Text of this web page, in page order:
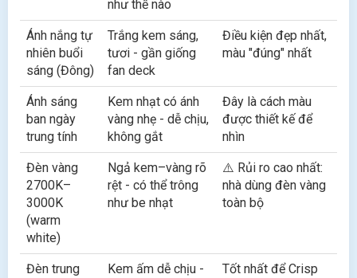
như thế nào
Ánh nắng tự
nhiên buổi
sáng (Đông)
Trắng kem sáng,
tươi - gần giống
fan deck
Điều kiện đẹp nhất,
màu "đúng" nhất
Ánh sáng
ban ngày
trung tính
Kem nhạt có ánh
vàng nhẹ - dễ chịu,
không gắt
Đây là cách màu
được thiết kế để
nhìn
Đèn vàng
2700K–
3000K
(warm
white)
Ngả kem–vàng rõ
rệt - có thể trông
như be nhạt
⚠️ Rủi ro cao nhất:
nhà dùng đèn vàng
toàn bộ
Đèn trung
Kem ấm dễ chịu -
Tốt nhất để Crisp